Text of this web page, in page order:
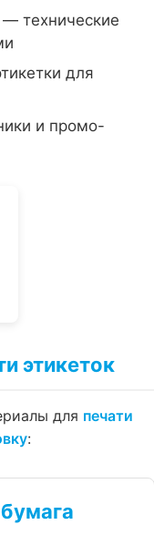
— технические
для
и промо-
этикеток
для печати
: